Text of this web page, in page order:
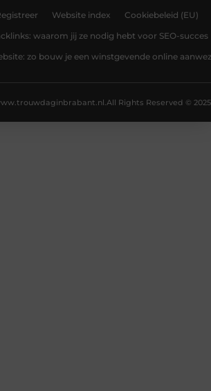
Website index Cookiebeleid (EU)
waarom jij ze nodig hebt voor SEO-succes
zo bouw je een winstgevende online
All Rights Reserved © 2025